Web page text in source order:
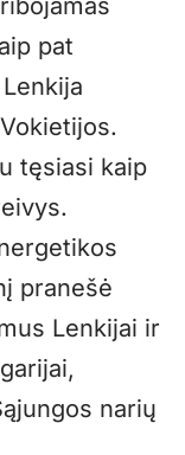
pat
tęsiasi kaip
pranešė
Lenkijai ir
narių